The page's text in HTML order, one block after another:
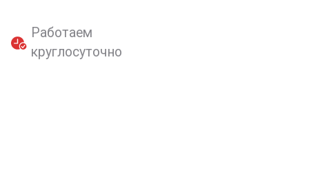
Работаем
круглосуточно